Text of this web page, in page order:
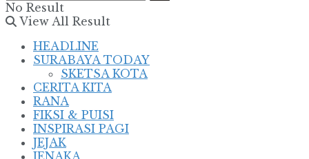
No Result
View All Result
HEADLINE
SURABAYA TODAY
SKETSA KOTA
CERITA KITA
RANA
FIKSI & PUISI
INSPIRASI PAGI
JEJAK